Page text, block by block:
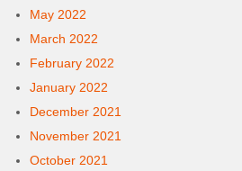
May 2022
March 2022
February 2022
January 2022
December 2021
November 2021
October 2021